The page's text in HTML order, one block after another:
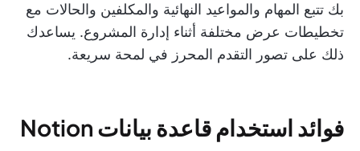
بك تتبع المهام والمواعيد النهائية والمكلفين والحالات مع
تخطيطات عرض مختلفة أثناء إدارة المشروع. يساعدك
ذلك على تصور التقدم المحرز في لمحة سريعة.
فوائد استخدام قاعدة بيانات Notion